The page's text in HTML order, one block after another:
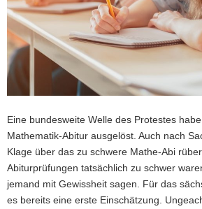
N
a
v
i
i
o
n
Eine bundesweite Welle des Protestes
Mathematik-Abitur ausgelöst. Auch nach
Klage über das zu schwere Mathe-Abi
Abiturprüfungen tatsächlich zu schwer
jemand mit Gewissheit sagen. Für das
es bereits eine erste Einschätzung.